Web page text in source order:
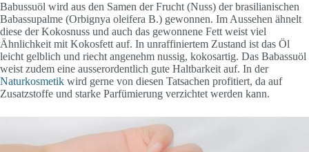
Babussuöl wird aus den Samen der Frucht (Nuss) der brasilianischen
Babassupalme (Orbignya oleifera B.) gewonnen. Im Aussehen ähnelt
diese der Kokosnuss und auch das gewonnene Fett weist viel
Ähnlichkeit mit Kokosfett auf. In unraffiniertem Zustand ist das Öl
leicht gelblich und riecht angenehm nussig, kokosartig. Das Babassuöl
weist zudem eine ausserordentlich gute Haltbarkeit auf. In der
Naturkosmetik wird gerne von diesen Tatsachen profitiert, da auf
Zusatzstoffe und starke Parfümierung verzichtet werden kann.